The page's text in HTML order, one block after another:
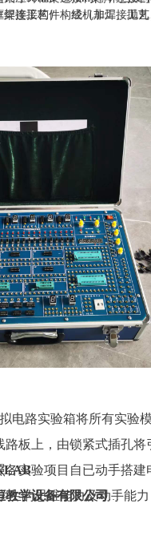
接工艺），经机加工、抛
，四面带槽，槽
成型配套塑料堵头。桌面采用
，配有一块防静电绝缘皮。
承受力不少于200kg。实训装
大气，符合现代化产品审美和
连接构件构成（非焊接工
电路实验箱将所有实验
板上，由锁紧式插孔将
各实验项目自已动手搭建
生的思维能力及动手能力
教学设备有限公司